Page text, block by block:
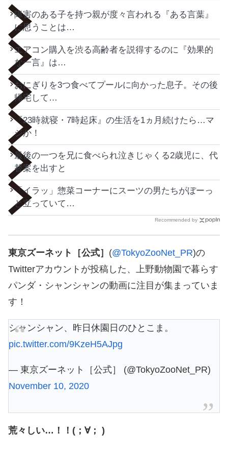
障害のある子を持つ親が度々言われる『ある言葉』
に思うことは…
エアコン購入を渋る高齢者を説得するのに『効果的
な一言』は…
おにぎりを3つ食べてプールに向かった息子。その後
帰宅して…
『23時就寝・7時起床』の生活を1ヵ月続けたら…マ
ジか！
最後の一つを兄に食べられ泣きじゃくる2歳児に、代
替案を出すと
「イラッ」惣菜コーナーにスーツの男たちがぼーっ
と立っていて…
Recommended by
東京ズーネット［公式］ (@TokyoZooNet_PR)の
Twitterアカウントが投稿した、上野動物園で暮らす
パンダ・シャンシャンの動画に注目が集まっていま
す！
シャンシャン、昨日休園日のひとこま。
pic.twitter.com/9KzeH5AJpg
— 東京ズーネット［公式］ (@TokyoZooNet_PR)
November 10, 2020
荒々しい…！！(；∀； )